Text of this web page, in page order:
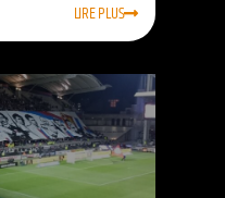
LIRE PLUS